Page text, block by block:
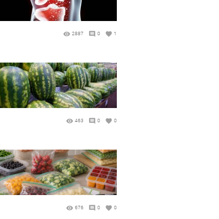
2887 0 1
463 0 0
676 0 0